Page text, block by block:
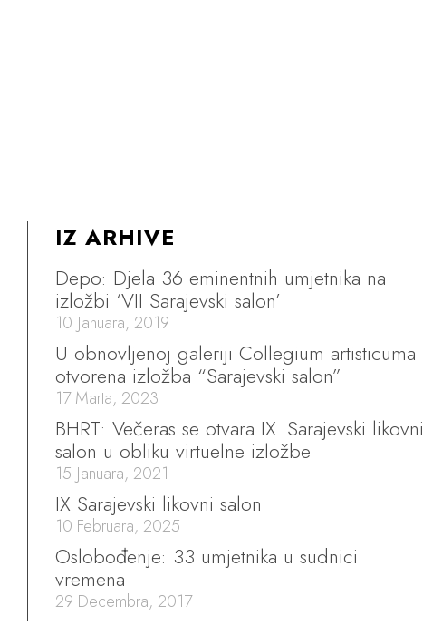
IZ ARHIVE
Depo: Djela 36 eminentnih umjetnika na
izložbi ‘VII Sarajevski salon’
10 Januara, 2019
U obnovljenoj galeriji Collegium artisticuma
otvorena izložba “Sarajevski salon”
17 Marta, 2023
BHRT: Večeras se otvara IX. Sarajevski likovni
salon u obliku virtuelne izložbe
15 Januara, 2021
IX Sarajevski likovni salon
10 Februara, 2025
Oslobođenje: 33 umjetnika u sudnici
vremena
29 Decembra, 2017